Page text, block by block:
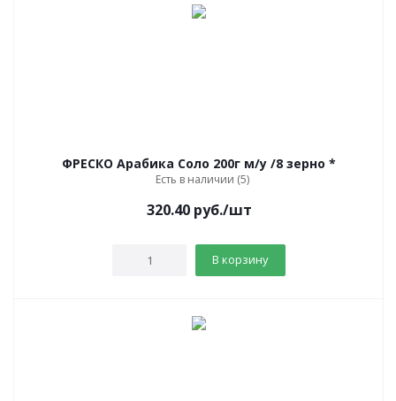
ФРЕСКО Арабика Соло 200г м/у /8 зерно *
Есть в наличии (5)
320.40руб./шт
В корзину